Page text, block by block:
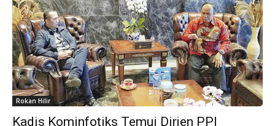
Rokan Hilir
Kadis Kominfotiks Temui Dirjen PPI